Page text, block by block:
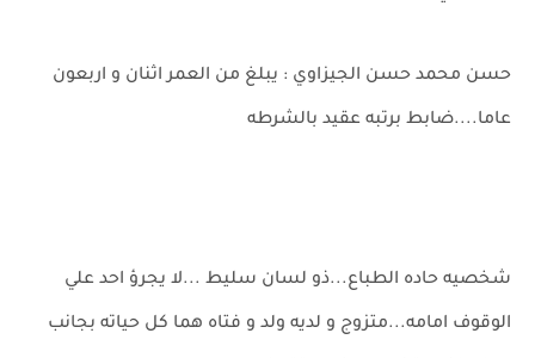
حسن محمد حسن الجيزاوي : يبلغ من العمر اثنان و اربعون
عاما....ضابط برتبه عقيد بالشرطه
شخصيه حاده الطباع...ذو لسان سليط ...لا يجرؤ احد علي
الوقوف امامه...متزوج و لديه ولد و فتاه هما كل حياته بجانب